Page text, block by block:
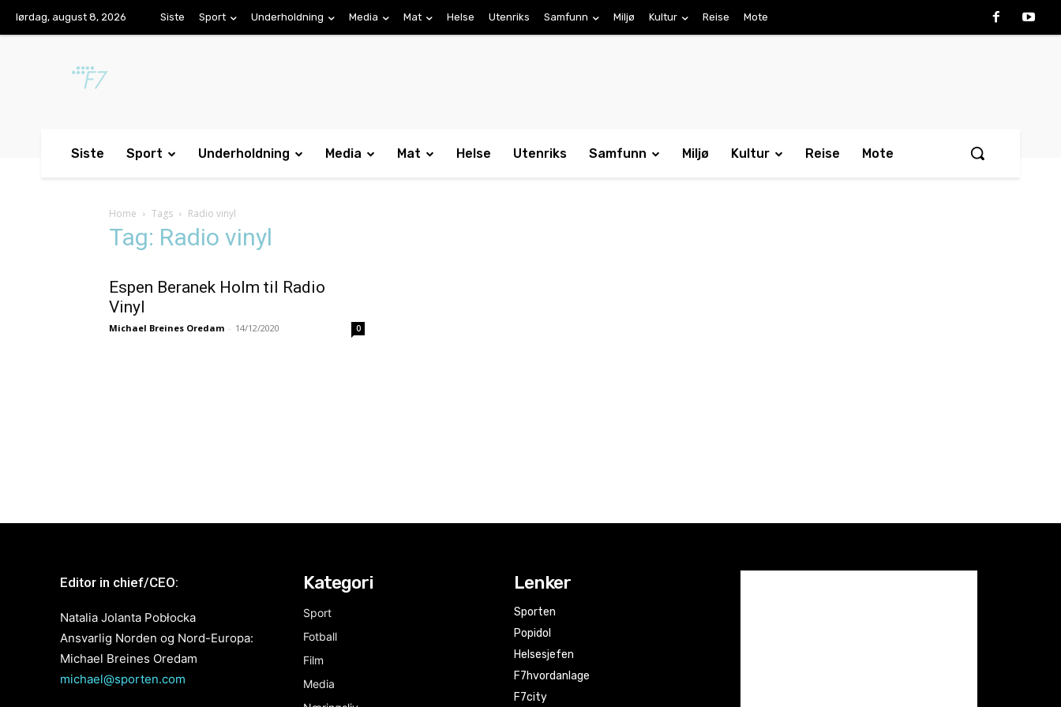
lørdag, august 8, 2026 Siste Sport Underholdning Media Mat Helse Utenriks Samfunn Miljø Kultur Reise Mote
Siste Sport Underholdning Media Mat Helse Utenriks Samfunn Miljø Kultur Reise Mote
Home Tags Radio vinyl
Tag: Radio vinyl
Espen Beranek Holm til Radio
Vinyl
Michael Breines Oredam - 14/12/2020 0
Editor in chief/CEO:
Natalia Jolanta Pobłocka
Ansvarlig Norden og Nord-Europa:
Michael Breines Oredam
michael@sporten.com
Kategori
Sport
Fotball
Film
Media
Lenker
Sporten
Popidol
Helsesjefen
F7hvordanlage
F7city